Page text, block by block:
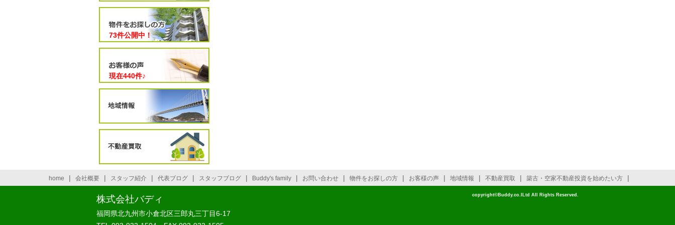
73件公開中！
現在440件♪
home | 会社概要 | スタッフ紹介 | 代表ブログ | スタッフブログ | Buddy's family | お問い合わせ | 物件をお探しの方 | お客様の声 | 地域情報 | 不動産買取 | 築古・空家不動産投資を始めたい方 |
株式会社バディ
福岡県北九州市小倉北区三郎丸三丁目6-17
copyright©Buddy.co.lLtd All Rights Reserved.